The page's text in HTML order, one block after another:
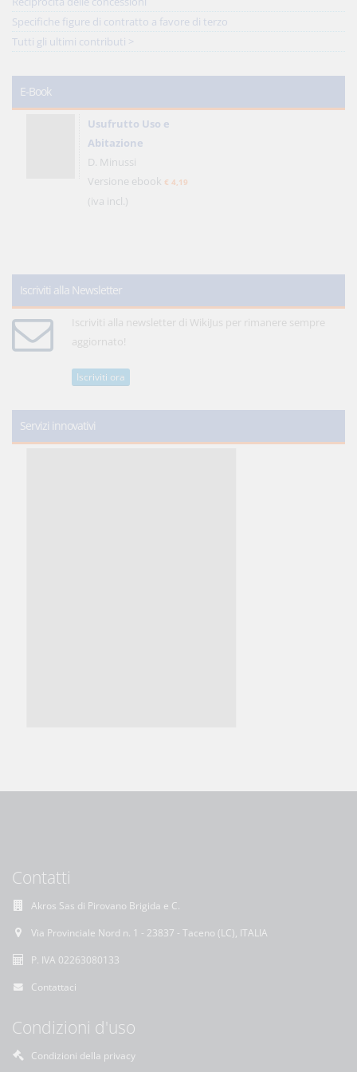
Specifiche figure di contratto a favore di terzo
Tutti gli ultimi contributi >
E-Book
Usufrutto Uso e
Abitazione
D. Minussi
Versione ebook € 4,19
(iva incl.)
Iscriviti alla Newsletter
Iscriviti alla newsletter di WikiJus per rimanere sempre
aggiornato!
Iscriviti ora
Servizi innovativi
Contatti
Akros Sas di Pirovano Brigida e C.
Via Provinciale Nord n. 1 - 23837 - Taceno (LC), ITALIA
P. IVA 02263080133
Contattaci
Condizioni d'uso
Condizioni della privacy